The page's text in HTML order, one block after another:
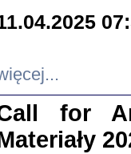
for